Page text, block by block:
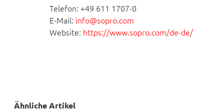
Telefon: +49 611 1707-0
E-Mail: info@sopro.com
Website: https://www.sopro.com/de-de/
Ähnliche Artikel